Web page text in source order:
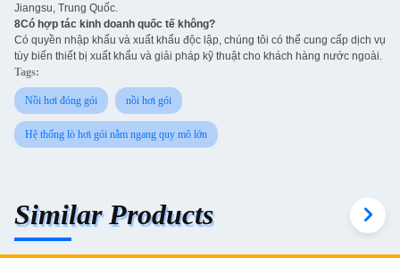
Jiangsu, Trung Quốc.
8Có hợp tác kinh doanh quốc tế không?
Có quyền nhập khẩu và xuất khẩu độc lập, chúng tôi có thể cung cấp dịch vụ
tùy biến thiết bị xuất khẩu và giải pháp kỹ thuật cho khách hàng nước ngoài.
Tags:
Nồi hơi đóng gói nồi hơi gói
Hệ thống lò hơi gói nằm ngang quy mô lớn
Similar Products